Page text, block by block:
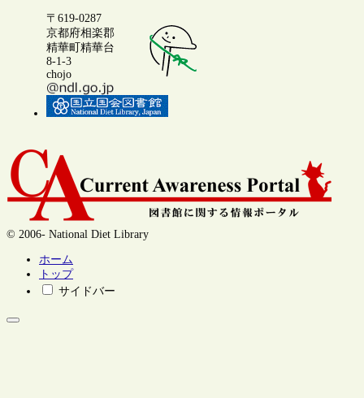
〒619-0287
京都府相楽郡
精華町精華台
8-1-3
chojo
© 2006- National Diet Library
ホーム
トップ
サイドバー